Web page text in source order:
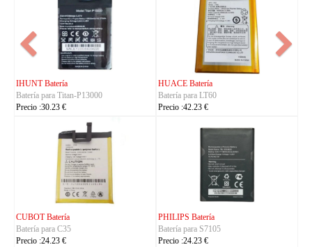
Batería para RA07503-1091
Batería para 5AAXBT134JAA